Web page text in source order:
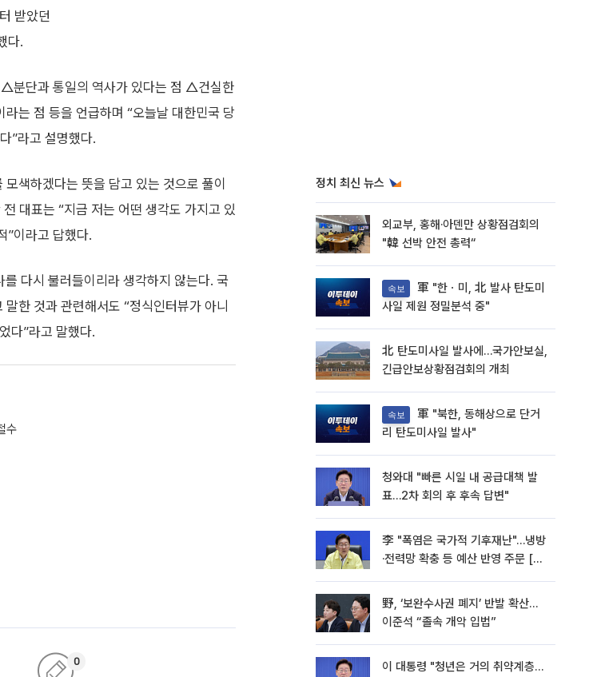
받았던
다.
△분단과 통일의 역사가 있다는 점 △건실한
는 점 등을 언급하며 “오늘날 대한민국 당
”라고 설명했다.
색하겠다는 뜻을 담고 있는 것으로 풀이
대표는 “지금 저는 어떤 생각도 가지고 있
”이라고 답했다.
다시 불러들이리라 생각하지 않는다. 국
한 것과 관련해서도 “정식인터뷰가 아니
다”라고 말했다.
수
0
정치 최신 뉴스
외교부, 홍해·아덴만 상황점검회의
"韓 선박 안전 총력“
속보
사일 제원 정밀분석 중"
北 탄도미사일 발사에…국가안보실,
긴급안보상황점검회의 개최
속보
리 탄도미사일 발사"
청와대 "빠른 시일 내 공급대책 발
표…2차 회의 후 후속 답변"
李 "폭염은 국가적 기후재난"…냉방
·전력망 확충 등 예산 반영 주문 [종
野, ‘보완수사권 폐지’ 반발 확산…
이준석 “졸속 개악 입법”
이 대통령 "청년은 거의 취약계층…